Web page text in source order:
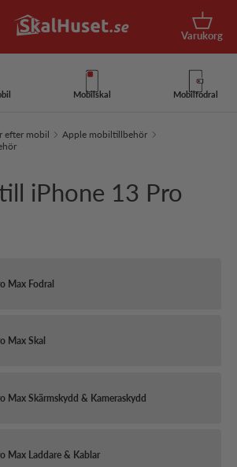
Korg
Varukorg
Mobilskal Mobilfodral
efter mobil
Apple mobiltillbehör
iPhone 13 Pro
Max Fodral
Max Skal
Max Skärmskydd & Kameraskydd
Max Laddare & Kablar